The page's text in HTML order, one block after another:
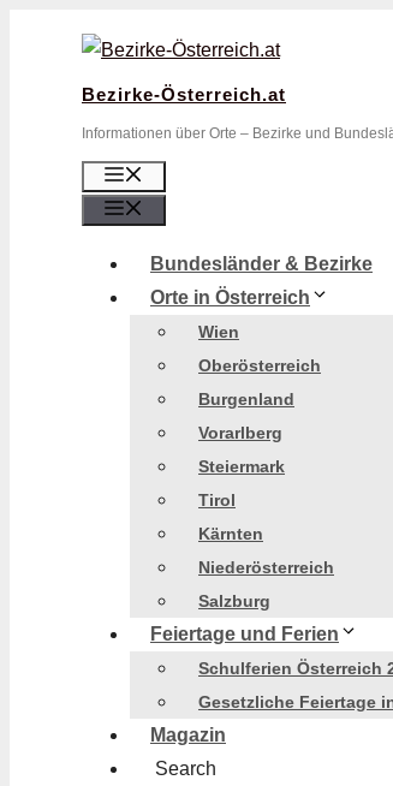
Bezirke-Österreich.at
Informationen über Orte – Bezirke und
Bundesländer & Bezirke
Orte in Österreich
Wien
Oberösterreich
Burgenland
Vorarlberg
Steiermark
Tirol
Kärnten
Niederösterreich
Salzburg
Feiertage und Ferien
Schulferien Österreich
Gesetzliche Feiertage
Magazin
Search